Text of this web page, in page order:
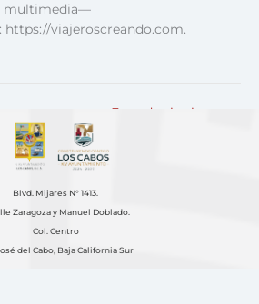
multimedia—
https://viajeroscreando.com.
Entrada siguiente
Blvd. Mijares N° 1413.
Zaragoza y Manuel Doblado.
Col. Centro
del Cabo, Baja California Sur